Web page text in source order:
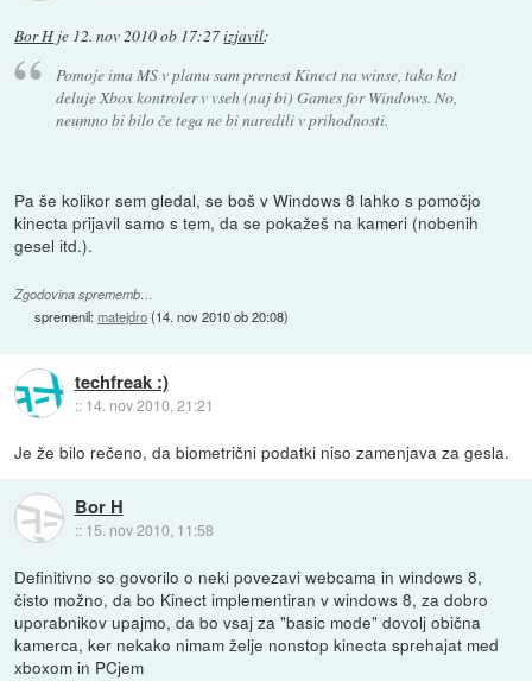
Bor H je 12. nov 2010 ob 17:27izjavil:
Pomoje ima MS v planu sam prenest Kinect na winse, tako kot
deluje Xbox kontroler v vseh (naj bi) Games for Windows. No,
neumno bi bilo če tega ne bi naredili v prihodnosti.
Pa še kolikor sem gledal, se boš v Windows 8 lahko s pomočjo
kinecta prijavil samo s tem, da se pokažeš na kameri (nobenih
gesel itd.).
Zgodovina sprememb…
spremenil:matejdro(14. nov 2010 ob 20:08)
techfreak :)
:: 14. nov 2010, 21:21
Je že bilo rečeno, da biometrični podatki niso zamenjava za gesla.
Bor H
:: 15. nov 2010, 11:58
Definitivno so govorilo o neki povezavi webcama in windows 8,
čisto možno, da bo Kinect implementiran v windows 8, za dobro
uporabnikov upajmo, da bo vsaj za "basic mode" dovolj obična
kamerca, ker nekako nimam želje nonstop kinecta sprehajat med
xboxom in PCjem